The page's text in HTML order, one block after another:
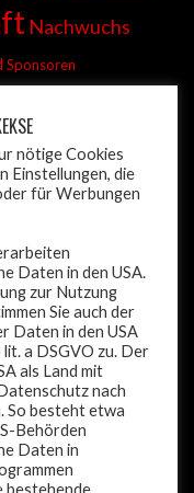
Nachwuchs
Sponsoren
wm
nötige Cookies
Einstellungen, die
für Werbungen
Daten in den USA.
zur Nutzung
Sie auch der
Daten in den USA
a DSGVO zu. Der
als Land mit
nach
So besteht etwa
Behörden
Daten in
bestehende